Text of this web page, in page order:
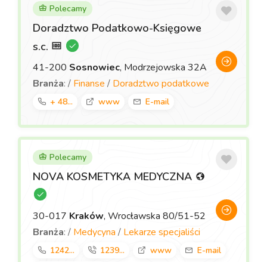
Polecamy
Doradztwo Podatkowo-Księgowe
s.c.
41-200 Sosnowiec, Modrzejowska 32A
Branża: / Finanse / Doradztwo podatkowe
+ 48... www E-mail
Polecamy
NOVA KOSMETYKA MEDYCZNA
30-017 Kraków, Wrocławska 80/51-52
Branża: / Medycyna / Lekarze specjaliści
1242... 1239... www
E-mail